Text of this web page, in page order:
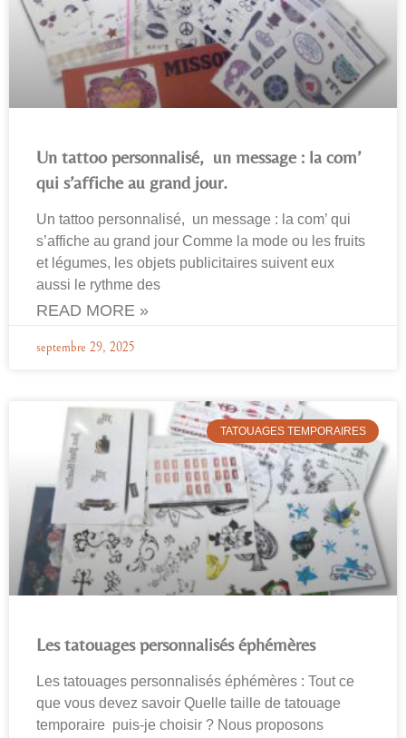
Un tattoo personnalisé, un message : la com’
qui s’affiche au grand jour.
Un tattoo personnalisé, un message : la com’ qui
s’affiche au grand jour Comme la mode ou les fruits
et légumes, les objets publicitaires suivent eux
aussi le rythme des
READ MORE »
septembre 29, 2025
TATOUAGES TEMPORAIRES
Les tatouages personnalisés éphémères
Les tatouages personnalisés éphémères : Tout ce
que vous devez savoir Quelle taille de tatouage
temporaire puis-je choisir ? Nous proposons